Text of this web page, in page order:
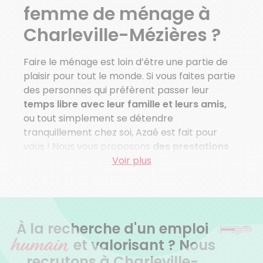
Haudrecy
Houldizy
Voir plus de villes
femme de ménage à
Charleville-Mézières ?
Faire le ménage est loin d’être une partie de
plaisir pour tout le monde. Si vous faites partie
des personnes qui préfèrent passer leur
temps libre avec leur famille et leurs amis,
ou tout simplement se détendre
tranquillement chez soi, Azaé est fait pour
vous ! Nous vous proposons des prestations
sur mesure de femme de ménage à
Dites stop aux tâches qui ne vous intéressent
plaisir de consacrer ses soirées et week-ends
à des activités qui nous font plaisir et qui font
sens ! En supprimant les tâches ménagères de
Voir plus
À la recherche d'un emploi
humain et valorisant ? Nous